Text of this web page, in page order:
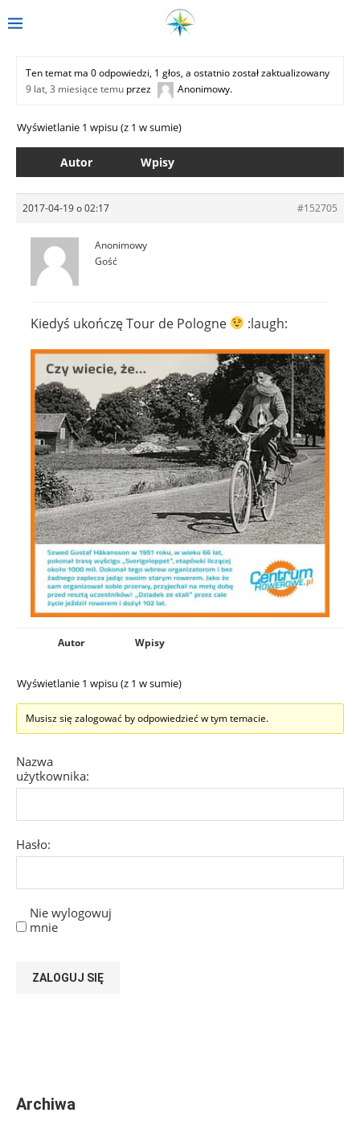
Ten temat ma 0 odpowiedzi, 1 głos, a ostatnio został zaktualizowany
9 lat, 3 miesiące temu przez Anonimowy.
Wyświetlanie 1 wpisu (z 1 w sumie)
Autor Wpisy
2017-04-19 o 02:17 #152705
Anonimowy
Gość
Kiedyś ukończę Tour de Pologne :laugh:
Autor Wpisy
Wyświetlanie 1 wpisu (z 1 w sumie)
Musisz się zalogować by odpowiedzieć w tym temacie.
Nazwa
użytkownika:
Hasło:
Nie wylogowuj
mnie
ZALOGUJ SIĘ
Archiwa